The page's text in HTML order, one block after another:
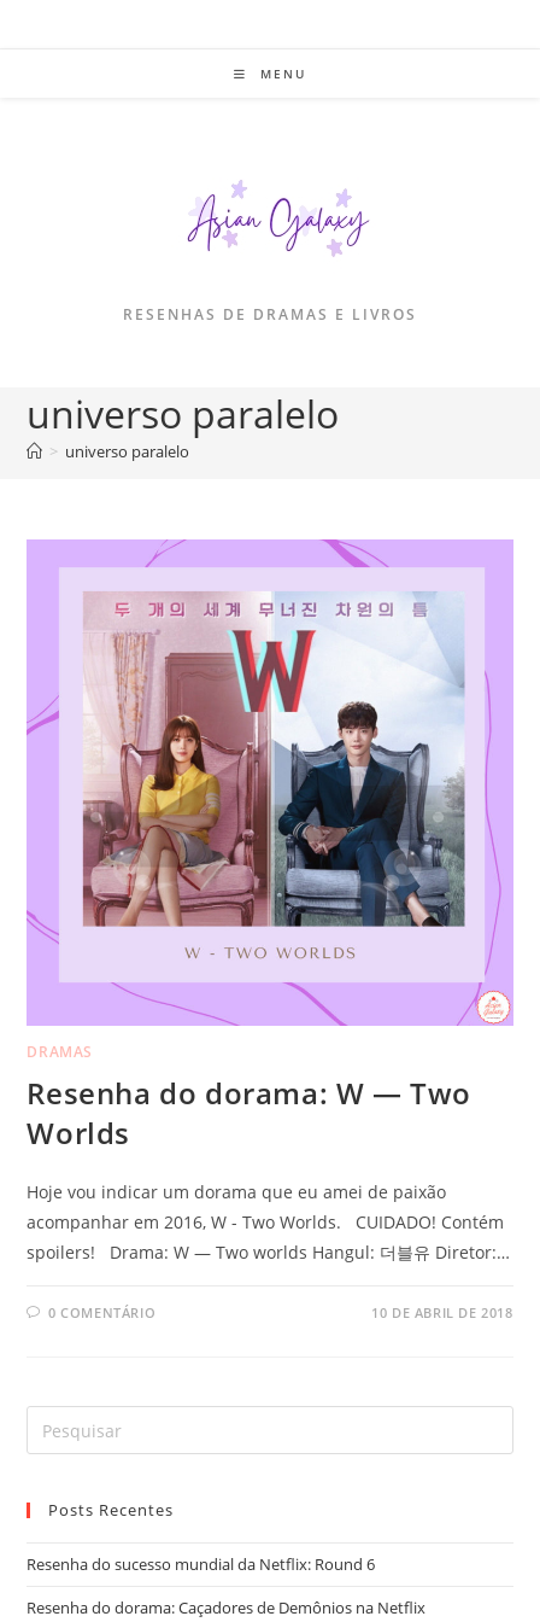
MENU
RESENHAS DE DRAMAS E LIVROS
universo paralelo
> universo paralelo
DRAMAS
Resenha do dorama: W — Two
Worlds
Hoje vou indicar um dorama que eu amei de paixão
acompanhar em 2016, W - Two Worlds. CUIDADO! Contém
spoilers! Drama: W — Two worlds Hangul: 더블유 Diretor:…
0 COMENTÁRIO 10 DE ABRIL DE 2018
Posts Recentes
Resenha do sucesso mundial da Netflix: Round 6
Resenha do dorama: Caçadores de Demônios na Netflix